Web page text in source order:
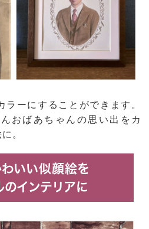
ラーにすることができます。
おばあちゃんの思い出をカ
。
わいい似顔絵を
のインテリアに